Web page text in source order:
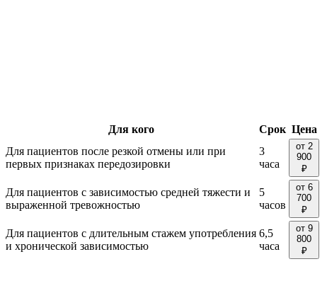
Для кого Срок Цена
Для пациентов после резкой отмены или при
первых признаках передозировки
3
часа
от 2
900
₽
Для пациентов с зависимостью средней тяжести и
выраженной тревожностью
5
часов
от 6
700
₽
Для пациентов с длительным стажем употребления
и хронической зависимостью
6,5
часа
от 9
800
₽